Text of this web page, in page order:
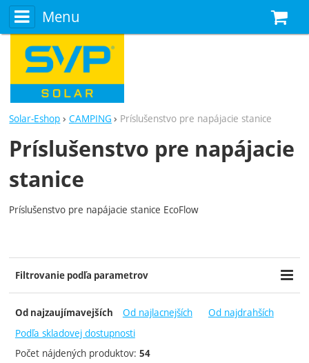
Menu
Solar-Eshop CAMPING Príslušenstvo pre napájacie stanice
Príslušenstvo pre napájacie
stanice
Príslušenstvo pre napájacie stanice EcoFlow
Zobraziť viac
Filtrovanie podľa parametrov
Cena (€)
-
Dostupnosť
Skladom
Do týždňa
2 týdny
Od najzaujímavejších Od najlacnejších
Od najdrahších
Podľa skladovej dostupnosti
Počet nájdených produktov: 54